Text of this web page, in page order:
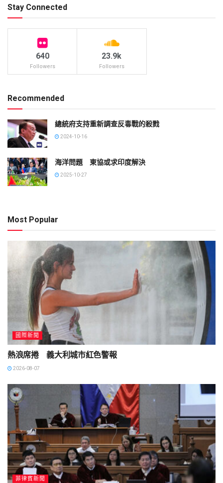
Stay Connected
640
Followers
23.9k
Followers
Recommended
總統府支持重新調查反毒戰的殺戮
2024-10-16
海洋問題 東協或求印度解決
2025-10-27
Most Popular
國際新聞
熱浪席捲 義大利城市紅色警報
2026-08-07
菲律賓新聞